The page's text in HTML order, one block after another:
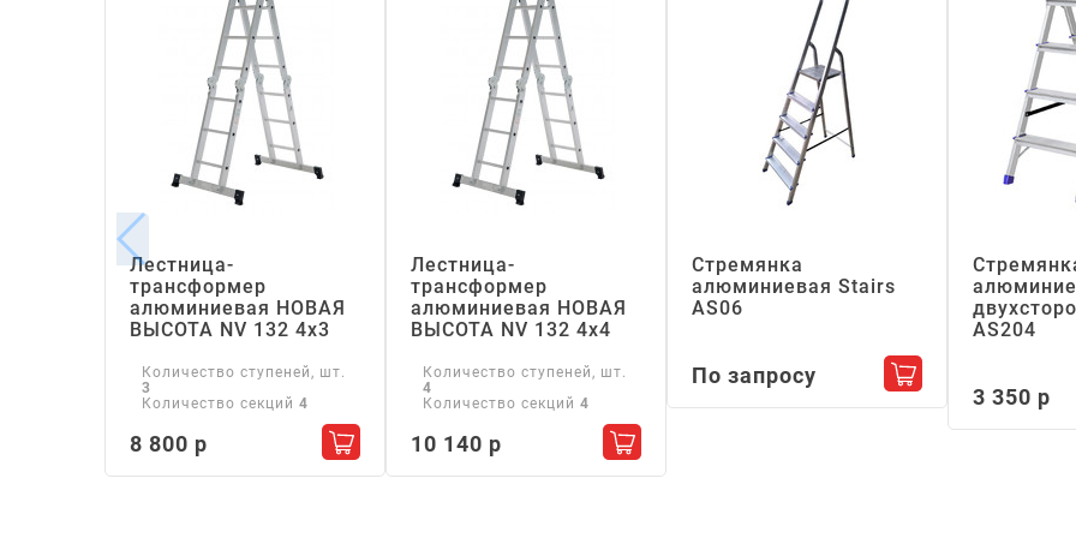
Лестница-
трансформер
алюминиевая НОВАЯ
ВЫСОТА NV 132 4х3
Количество ступеней, шт.
3
Количество секций 4
8 800 р Добавить в корзину
Лестница-
трансформер
алюминиевая НОВАЯ
ВЫСОТА NV 132 4х4
Количество ступеней, шт.
4
Количество секций 4
10 140 р Добавить в корзину
Стремянка
алюминиевая Stairs
АS06
По запросу Добавить в корзину
АS204
3 350 р